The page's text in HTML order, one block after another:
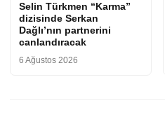
Selin Türkmen “Karma”
dizisinde Serkan
Dağlı’nın partnerini
canlandıracak
6 Ağustos 2026